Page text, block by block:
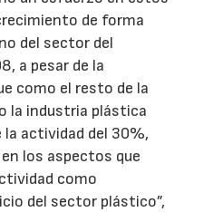
de forma
del sector del
a pesar de la
como el resto de la
la industria plástica
la actividad del 30%,
los aspectos que
como
del sector plástico”,